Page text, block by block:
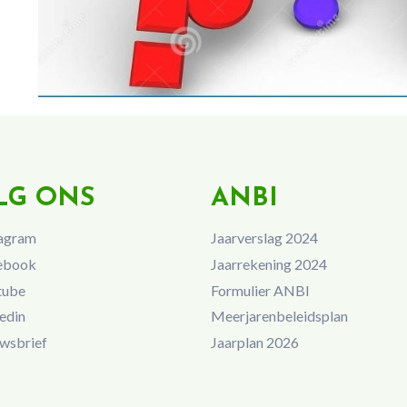
ONS ANBI
Jaarverslag 2024
Jaarrekening 2024
Formulier ANBI
Meerjarenbeleidsplan
Jaarplan 2026